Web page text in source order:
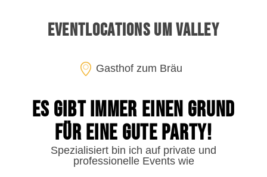
Eventlocations um Valley
Gasthof zum Bräu
Es gibt immer einen Grund
für eine gute Party!
Spezialisiert bin ich auf private und
professionelle Events wie